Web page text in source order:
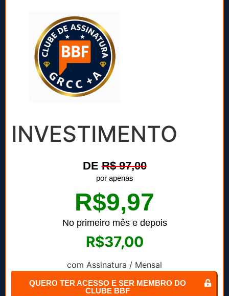
INVESTIMENTO​
DER$ 97,00
por apenas
R$9,97
No primeiro mês e depois
R$37,00
com Assinatura / Mensal
QUERO TER ACESSO E SER MEMBRO DO
CLUBE BBF